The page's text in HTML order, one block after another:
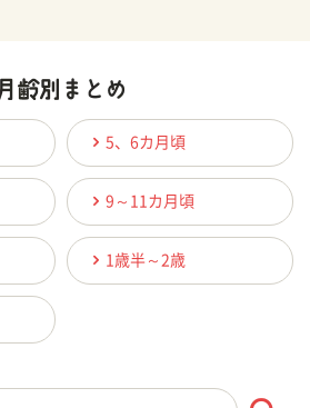
5、6カ月頃
9～11カ月頃
1歳半～2歳